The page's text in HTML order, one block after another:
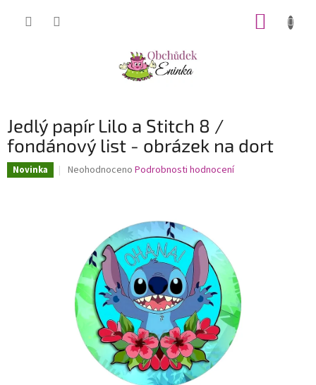
Jedlý papír Lilo a Stitch 8 /
fondánový list - obrázek na dort
Novinka
Průměrné
hvězdiček.
Neohodnoceno Podrobnosti hodnocení